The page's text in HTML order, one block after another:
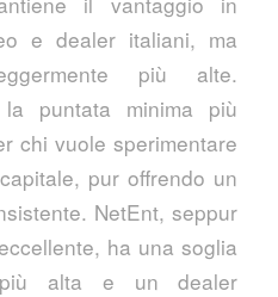
e dealer italiani, ma
più alte.
puntata minima più
chi vuole sperimentare
pur offrendo un
NetEnt, seppur
ha una soglia
alta e un dealer